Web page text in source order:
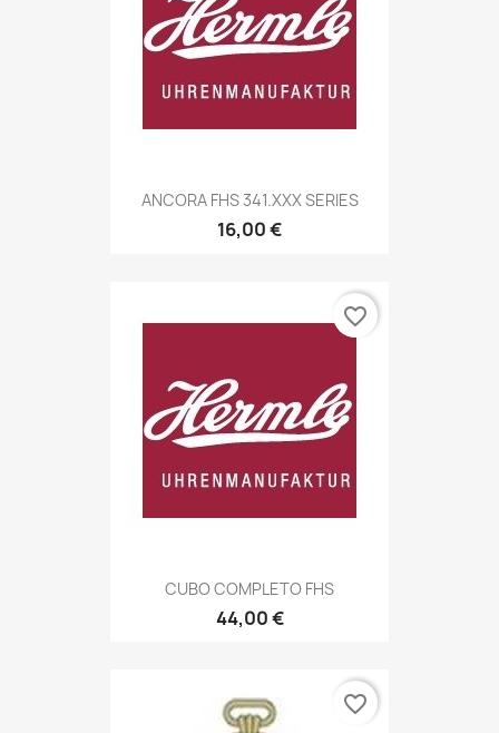
ANCORA FHS 341.XXX SERIES
16,00 €
CUBO COMPLETO FHS
44,00 €
favorite_border
favorite_border